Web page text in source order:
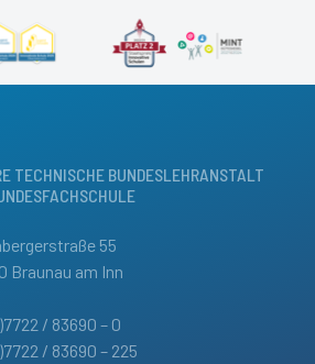
TECHNISCHE BUNDESLEHRANSTALT
55
Braunau am Inn
/ 83690 – 0
/ 83690 – 225